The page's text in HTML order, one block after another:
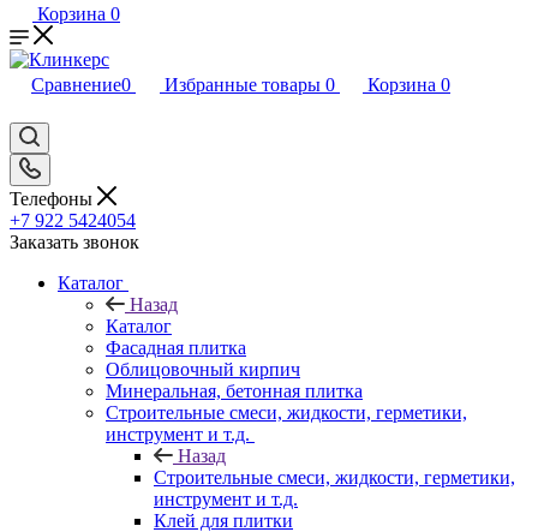
Корзина 0
Сравнение0 Избранные товары 0 Корзина 0
Телефоны
+7 922 5424054
Заказать звонок
Каталог
Назад
Каталог
Фасадная плитка
Облицовочный кирпич
Минеральная, бетонная плитка
Строительные смеси, жидкости, герметики,
инструмент и т.д.
Назад
Строительные смеси, жидкости, герметики,
инструмент и т.д.
Клей для плитки